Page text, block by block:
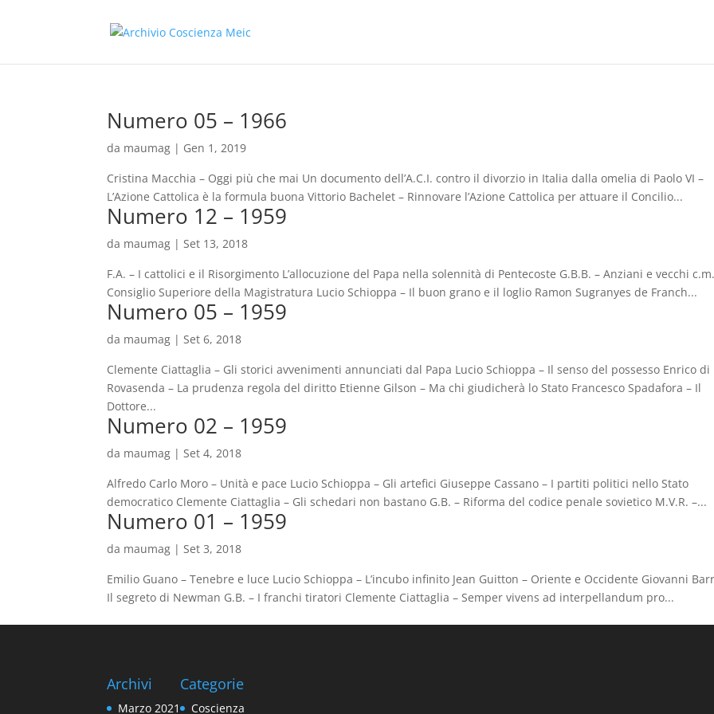
Numero 05 – 1966
da maumag | Gen 1, 2019
Cristina Macchia – Oggi più che mai Un documento dell’A.C.I. contro il divorzio in Italia dalla omelia di Paolo VI –
L’Azione Cattolica è la formula buona Vittorio Bachelet – Rinnovare l’Azione Cattolica per attuare il Concilio...
Numero 12 – 1959
da maumag |Set 13, 2018
F.A. – I cattolici e il Risorgimento L’allocuzione del Papa nella solennità di Pentecoste G.B.B. – Anziani e vecchi
Consiglio Superiore della Magistratura Lucio Schioppa – Il buon grano e il loglio Ramon Sugranyes de Franch...
Numero 05 – 1959
da maumag |Set 6, 2018
Clemente Ciattaglia – Gli storici avvenimenti annunciati dal Papa Lucio Schioppa – Il senso del possesso Enrico di
Rovasenda – La prudenza regola del diritto Etienne Gilson – Ma chi giudicherà lo Stato Francesco Spadafora – Il
Dottore...
Numero 02 – 1959
da maumag |Set 4, 2018
Alfredo Carlo Moro – Unità e pace Lucio Schioppa – Gli artefici Giuseppe Cassano – I partiti politici nello Stato
democratico Clemente Ciattaglia – Gli schedari non bastano G.B. – Riforma del codice penale sovietico M.V.R. –...
Numero 01 – 1959
da maumag |Set 3, 2018
Emilio Guano – Tenebre e luce Lucio Schioppa – L’incubo infinito Jean Guitton – Oriente e Occidente Giovanni
Il segreto di Newman G.B. – I franchi tiratori Clemente Ciattaglia – Semper vivens ad interpellandum pro...
Archivi
Marzo 2021
Categorie
Coscienza